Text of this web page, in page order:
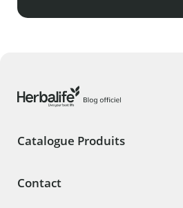
Catalogue Produits
Contact